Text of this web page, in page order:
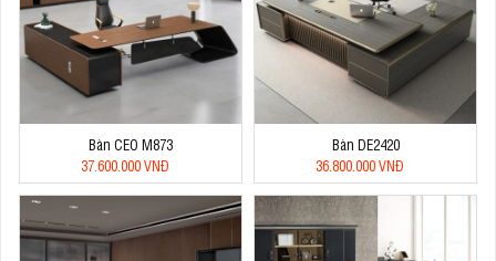
Bàn CEO M873
37.600.000 VNĐ
Bàn DE2420
36.800.000 VNĐ